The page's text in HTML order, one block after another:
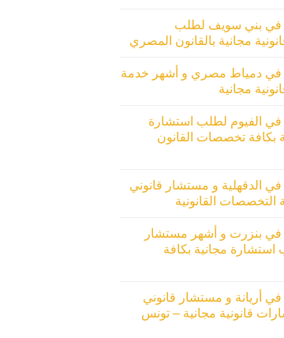
في بني سويف لطلب
مجانية بالقانون المصري
دمياط مصري و أشهر خدمة
مجانية
الفيوم لطلب استشارة
بكافة تخصصات القانون
الدقهلية و مستشار قانوني
القانونية
بنزرت و أشهر مستشار
استشارة مجانية بكافة
أريانة و مستشار قانوني
قانونية مجانية – تونس